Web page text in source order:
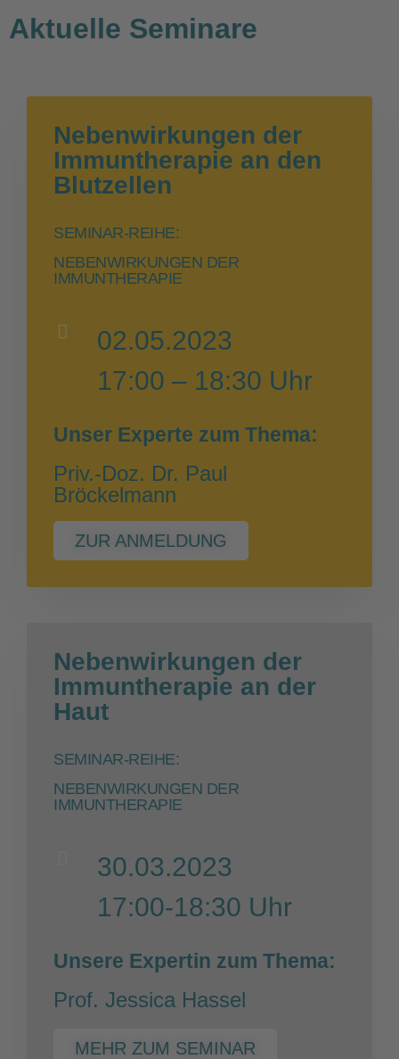
Aktuelle Seminare
Nebenwirkungen der
Immuntherapie an den
Blutzellen
SEMINAR-REIHE:
NEBENWIRKUNGEN DER
IMMUNTHERAPIE
02.05.2023
17:00 – 18:30 Uhr
Unser Experte zum Thema:
Priv.-Doz. Dr. Paul
Bröckelmann
ZUR ANMELDUNG
Nebenwirkungen der
Immuntherapie an der
Haut
SEMINAR-REIHE:
NEBENWIRKUNGEN DER
IMMUNTHERAPIE
30.03.2023
17:00-18:30 Uhr
Unsere Expertin zum Thema:
Prof. Jessica Hassel
MEHR ZUM SEMINAR